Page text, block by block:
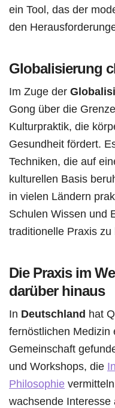
ein Tool, das der
den
Globalisierung
Im Zuge der
Gong über die
Kulturpraktik, die
Gesundheit fördert.
Techniken, die auf
kulturellen Basis
in vielen Ländern
Schulen Wissen und
traditionelle Praxis
Die Praxis im
darüber hinaus
In Deutschland hat
fernöstlichen Medizin
Gemeinschaft
und Workshops, die
Philosophie
wachsende